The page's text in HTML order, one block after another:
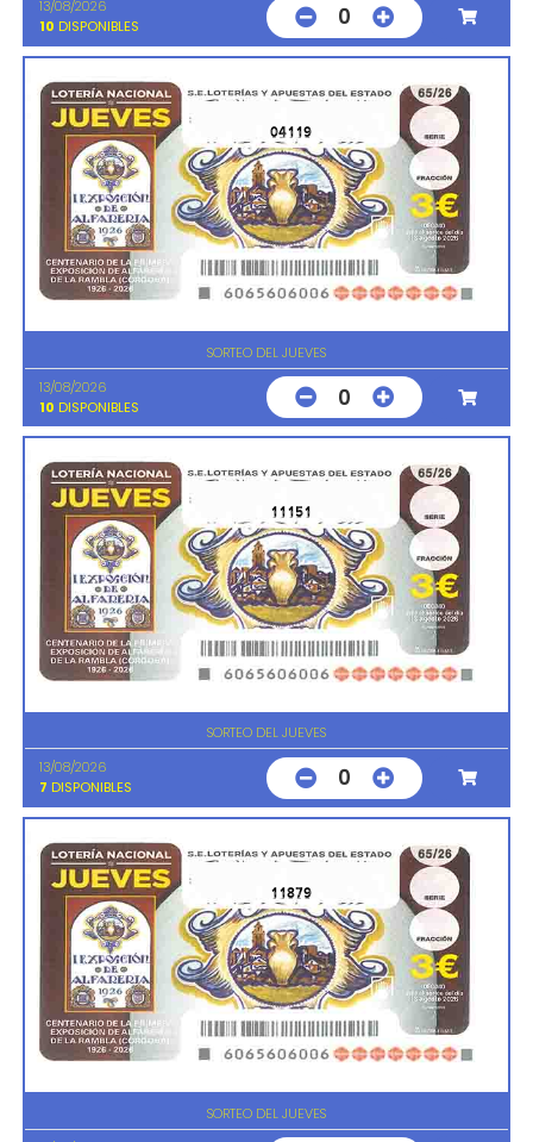
13/08/2026
10 DISPONIBLES 0
04119
SORTEO DEL JUEVES
13/08/2026
10 DISPONIBLES 0
11151
SORTEO DEL JUEVES
13/08/2026
7 DISPONIBLES 0
11879
SORTEO DEL JUEVES